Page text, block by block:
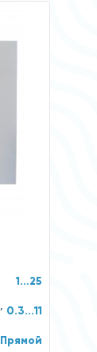
1…25
0.3...11
Прямой